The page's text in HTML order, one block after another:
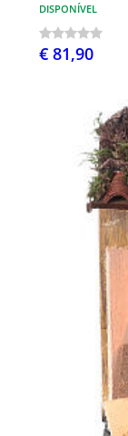
DISPONÍVEL
€ 81,90